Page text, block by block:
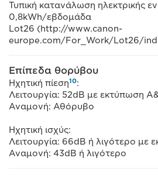
Τυπική κατανάλωση ηλεκτρικής
0,8kWh/εβδομάδα
Lot26 (http://www.canon-
europe.com/For_Work/Lot26/
Επίπεδα θορύβου
Ηχητική πίεση10:
Λειτουργία: 52dB με εκτύπωση
Αναμονή: Αθόρυβο
Ηχητική ισχύς:
Λειτουργία: 66dB ή λιγότερο με
Αναμονή: 43dB ή λιγότερο